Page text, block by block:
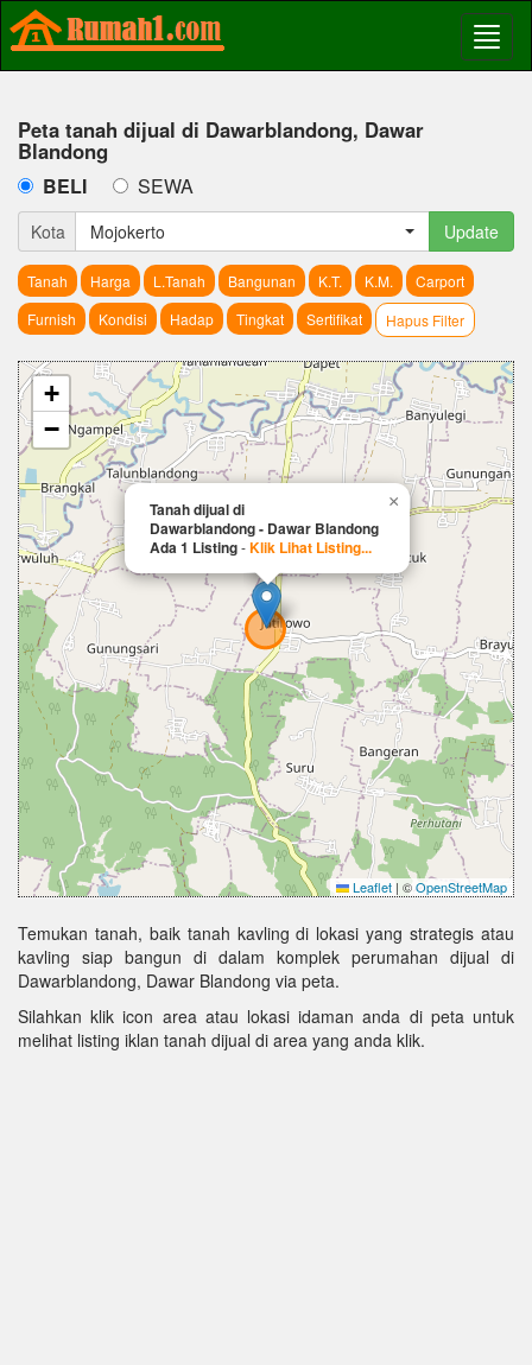
Peta tanah dijual di Dawarblandong, Dawar
Blandong
BELI SEWA
Kota Mojokerto Update
Tanah Harga L.Tanah Bangunan K.T. K.M.
Carport
Furnish
Kondisi Hadap Tingkat Sertifikat Hapus Filter
Tanah dijual di
Dawarblandong - Dawar Blandong
Ada 1 Listing-Klik Lihat Listing...
×
+
−
Leaflet | ©OpenStreetMap
Temukan tanah, baik tanah kavling di lokasi yang strategis atau
kavling siap bangun di dalam komplek perumahan dijual di
Dawarblandong, Dawar Blandong via peta.
Silahkan klik icon area atau lokasi idaman anda di peta untuk
melihat listing iklan tanah dijual di area yang anda klik.